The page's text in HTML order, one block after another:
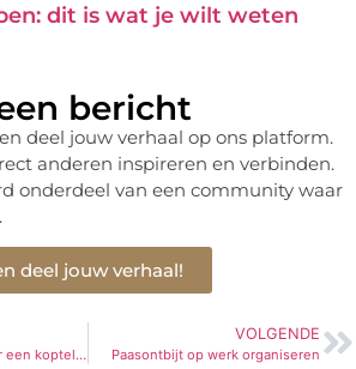
dit is wat je wilt weten
bericht
deel jouw verhaal op ons platform.
anderen inspireren en verbinden.
onderdeel van een community waar
deel jouw verhaal!
Voordelen en tips over een koptelefoon bij het sporten
VOLGENDE
Paasontbijt op werk organiseren